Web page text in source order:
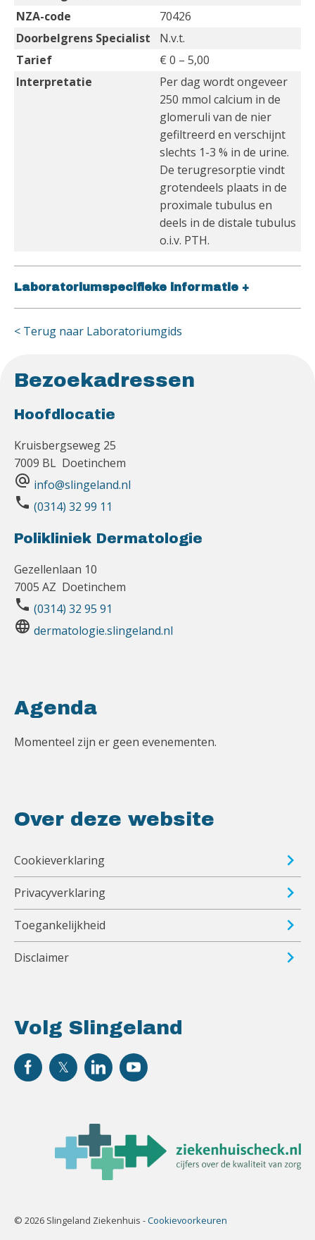
NZA-code
70426
Doorbelgrens Specialist
N.v.t.
Tarief
€ 0 – 5,00
Interpretatie
Per dag wordt ongeveer
250 mmol calcium in de
glomeruli van de nier
gefiltreerd en verschijnt
slechts 1-3 % in de urine.
De terugresorptie vindt
grotendeels plaats in de
proximale tubulus en
deels in de distale tubulus
o.i.v. PTH.
Laboratoriumspecifieke informatie +
< Terug naar Laboratoriumgids
Bezoekadressen
Hoofdlocatie
Kruisbergseweg 25
7009 BL Doetinchem
alternate_email info@slingeland.nl
phone (0314) 32 99 11
Polikliniek Dermatologie
Gezellenlaan 10
7005 AZ Doetinchem
phone (0314) 32 95 91
language dermatologie.slingeland.nl
Volg Slingeland
Agenda
Momenteel zijn er geen evenementen.
Over deze website
Cookieverklaring
Privacyverklaring
Toegankelijkheid
Disclaimer
© 2026 Slingeland Ziekenhuis -Cookievoorkeuren